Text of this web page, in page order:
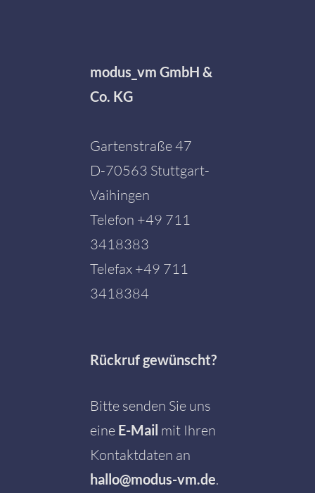
modus_vm GmbH &
Co. KG
Gartenstraße 47
D-70563 Stuttgart-
Vaihingen
Telefon +49 711
3418383
Telefax +49 711
3418384
Rückruf gewünscht?
Bitte senden Sie uns
eine E-Mail mit Ihren
Kontaktdaten an
hallo@modus-vm.de.